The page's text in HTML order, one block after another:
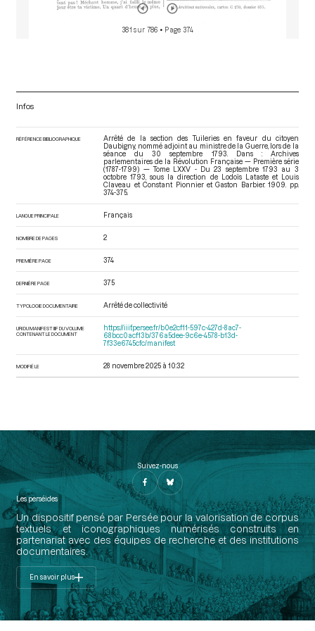
381 sur 786 • Page 374
Infos
RÉFÉRENCE BIBLIOGRAPHIQUE
Arrêté de la section des Tuileries en faveur du citoyen
Daubigny, nommé adjoint au ministre de la Guerre, lors de la
séance du 30 septembre 1793. Dans : Archives
parlementaires de la Révolution Française — Première série
(1787-1799) — Tome LXXV - Du 23 septembre 1793 au 3
octobre 1793
, sous la direction de Lodoïs Lataste et Louis
Claveau et Constant Pionnier et Gaston Barbier. 1909. pp.
374-375.
LANGUE PRINCIPALE Français
NOMBRE DE PAGES 2
PREMIÈRE PAGE 374
DERNIÈRE PAGE 375
TYPOLOGIE DOCUMENTAIRE Arrêté de collectivité
URI DU MANIFEST IIIF DU VOLUME
CONTENANT LE DOCUMENT
https://iiif.persee.fr/b0e2cf11-597c-427d-8ac7-
68bcc0acf13b/376a5dee-9c6e-4578-b13d-
7f33e6745cfc/manifest
MODIFIÉ LE 28 novembre 2025 à 10:32
Suivez-nous
Les perséides
Un dispositif pensé par Persée pour la valorisation de corpus
textuels et iconographiques numérisés construits en
partenariat avec des équipes de recherche et des institutions
documentaires.
En savoir plus